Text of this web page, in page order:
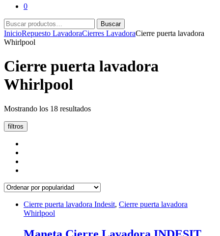
0
Buscar
por:
Buscar
InicioRepuesto LavadoraCierres LavadoraCierre puerta lavadora
Whirlpool
Cierre puerta lavadora
Whirlpool
Mostrando los 18 resultadosOrdenado
filtros
Cierre puerta lavadora Indesit, Cierre puerta lavadora
Whirlpool